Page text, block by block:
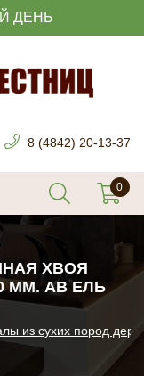
ДЕНЬ
8 (4842) 20-13-37
ХВОЯ
ММ. АВ ЕЛЬ
из сухих пород